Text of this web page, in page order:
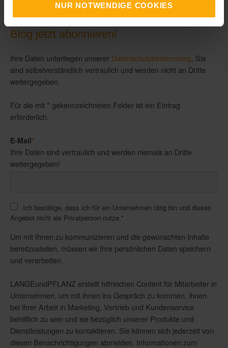
NUR NOTWENDIGE COOKIES
Blog per E-Mail abonnieren!
Blog jetzt abonnieren!
Ihre Daten unterliegen unserer Datenschutzbestimmung. Sie
sind selbstverständlich vertraulich und werden nicht an Dritte
weitergegeben.
Für die mit * gekennzeichneten Felder ist ein Eintrag
erforderlich.
E-Mail*
Ihre Daten sind vertraulich und werden niemals an Dritte
weitergegeben!
Ich bestätige, dass ich für ein Unternehmen tätig bin und dieses
Angebot nicht als Privatperson nutze.*
Um mit Ihnen zu kommunizieren und die gewünschten Inhalte
bereitzustellen, müssen wir Ihre persönlichen Daten speichern
und verarbeiten.
LANGEundPFLANZ erstellt hilfreichen Content für Mitarbeiter in
Unternehmen, um mit ihnen ins Gespräch zu kommen, ihnen
bei ihrer Arbeit in Marketing, Vertrieb und Kundenservice
behilflich zu sein und sie bezüglich unserer Produkte und
Dienstleistungen zu kontaktieren. Sie können sich jederzeit von
diesen Benachrichtigungen abmelden. Informationen zum